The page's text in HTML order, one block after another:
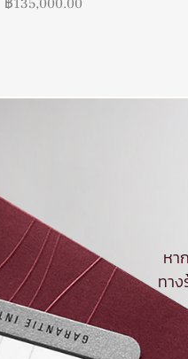
฿135,000.00
หา
ทา